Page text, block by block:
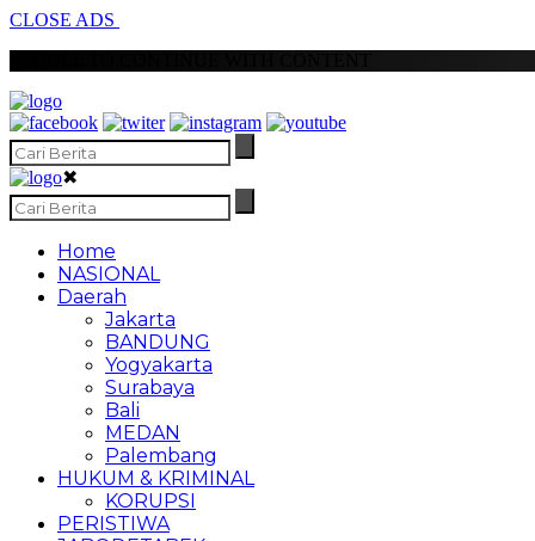
CLOSE ADS
✖
Home
NASIONAL
Daerah
Jakarta
BANDUNG
Yogyakarta
Surabaya
Bali
MEDAN
Palembang
HUKUM & KRIMINAL
KORUPSI
PERISTIWA